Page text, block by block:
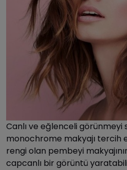
Canlı ve eğlenceli
monochrome makyajı tercih
rengi olan pembeyi
capcanlı bir görüntü